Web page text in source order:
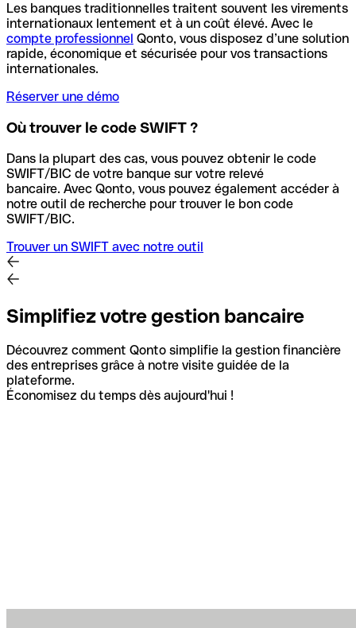
Les banques traditionnelles traitent souvent les virements
internationaux lentement et à un coût élevé. Avec le
compte professionnel Qonto, vous disposez d’une solution
rapide, économique et sécurisée pour vos transactions
internationales.
Réserver une démo
Où trouver le code SWIFT ?
Dans la plupart des cas, vous pouvez obtenir le code
SWIFT/BIC de votre banque sur votre relevé
bancaire. Avec Qonto, vous pouvez également accéder à
notre outil de recherche pour trouver le bon code
SWIFT/BIC.
Trouver un SWIFT avec notre outil
Simplifiez votre gestion bancaire
Découvrez comment Qonto simplifie la gestion financière
des entreprises grâce à notre visite guidée de la
plateforme.
Économisez du temps dès aujourd'hui !